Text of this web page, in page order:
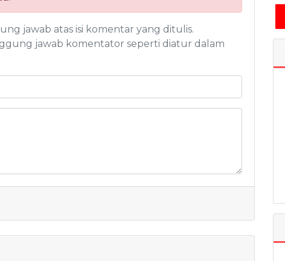
jawab atas isi komentar yang ditulis.
jawab komentator seperti diatur dalam